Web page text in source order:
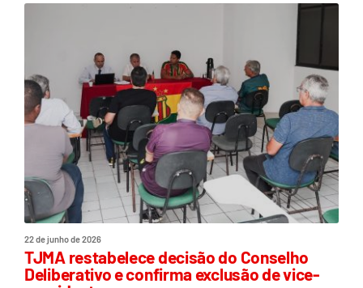
22 de junho de 2026
TJMA restabelece decisão do Conselho
Deliberativo e confirma exclusão de vice-